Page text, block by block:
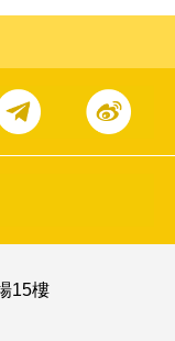
15樓